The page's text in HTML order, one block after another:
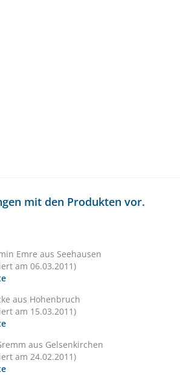
mit den Produkten vor.
Emre aus Seehausen
am 06.03.2011)
aus Hohenbruch
am 15.03.2011)
aus Gelsenkirchen
am 24.02.2011)